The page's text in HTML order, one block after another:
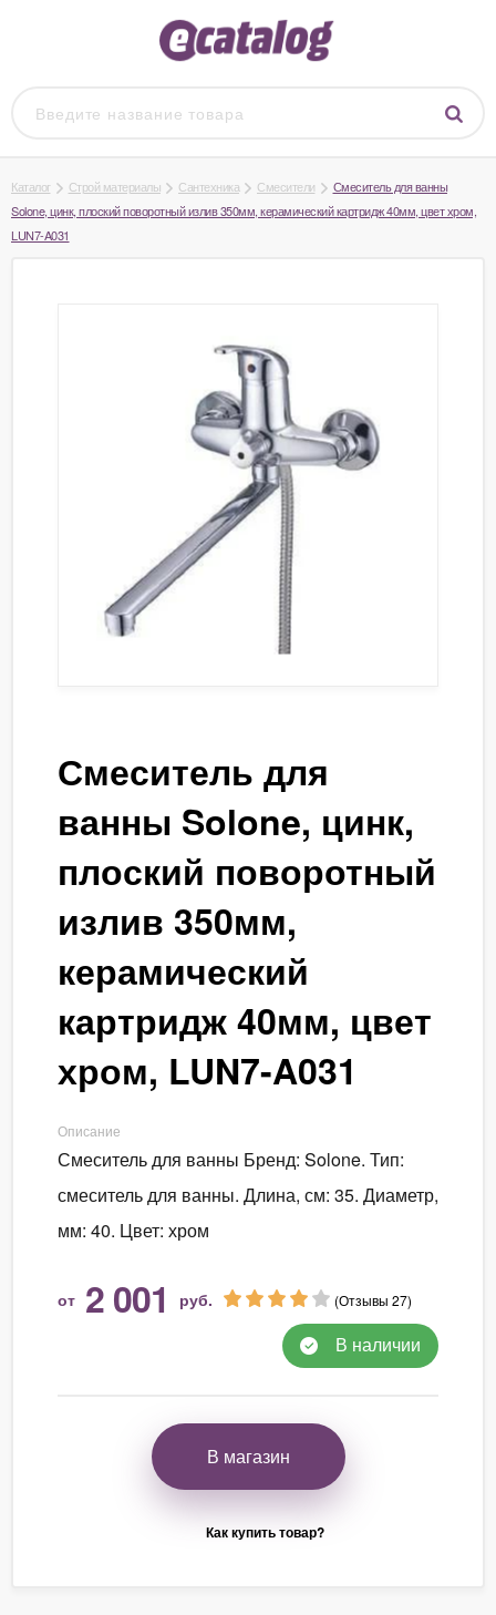
Каталог Строй материалы Сантехника Смесители
Смеситель для ванны
Solone, цинк, плоский поворотный излив 350мм, керамический картридж 40мм, цвет хром,
LUN7-A031
Смеситель для
ванны Solone, цинк,
плоский поворотный
излив 350мм,
керамический
картридж 40мм, цвет
хром, LUN7-A031
Описание
Смеситель для ванны Бренд: Solone. Тип:
смеситель для ванны. Длина, см: 35. Диаметр,
мм: 40. Цвет: хром
от 2 001 руб. (Отзывы 27)
В наличии
В магазин
Как купить товар?